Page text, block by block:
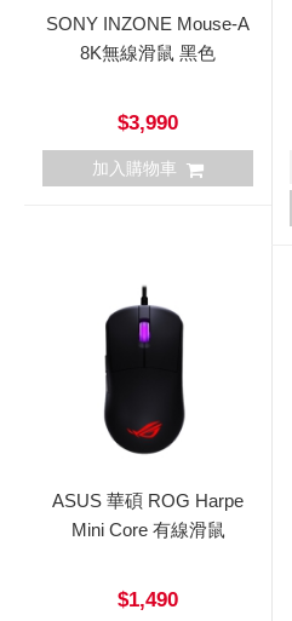
SONY INZONE Mouse-A
8K無線滑鼠 黑色
$3,990
加入購物車
ASUS 華碩 ROG Harpe
Mini Core 有線滑鼠
$1,490